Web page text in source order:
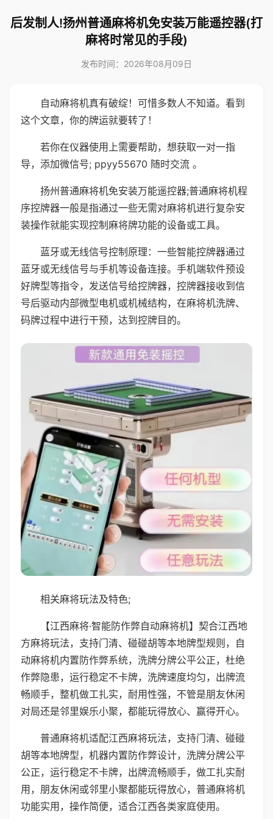
后发制人!扬州普通麻将机免安装万能遥控器(打
麻将时常见的手段)
发布时间：2026年08月09日
自动麻将机真有破绽！可惜多数人不知道。看到
这个文章，你的牌运就要转了！
若你在仪器使用上需要帮助，想获取一对一指
导，添加微信号; ppyy55670 随时交流 。
扬州普通麻将机免安装万能遥控器;普通麻将机程
序控牌器一般是指通过一些无需对麻将机进行复杂安
装操作就能实现控制麻将牌功能的设备或工具。
蓝牙或无线信号控制原理：一些智能控牌器通过
蓝牙或无线信号与手机等设备连接。手机端软件预设
好牌型等指令，发送信号给控牌器，控牌器接收到信
号后驱动内部微型电机或机械结构，在麻将机洗牌、
码牌过程中进行干预，达到控牌目的。
相关麻将玩法及特色;
【江西麻将·智能防作弊自动麻将机】契合江西地
方麻将玩法，支持门清、碰碰胡等本地牌型规则，自
动麻将机内置防作弊系统，洗牌分牌公平公正，杜绝
作弊隐患，运行稳定不卡牌，洗牌速度均匀，出牌流
畅顺手，整机做工扎实，耐用性强，不管是朋友休闲
对局还是邻里娱乐小聚，都能玩得放心、赢得开心。
普通麻将机适配江西麻将玩法，支持门清、碰碰
胡等本地牌型，机器内置防作弊设计，洗牌分牌公平
公正，运行稳定不卡牌，出牌流畅顺手，做工扎实耐
用，朋友休闲或邻里小聚都能玩得放心，普通麻将机
功能实用，操作简便，适合江西各类家庭使用。